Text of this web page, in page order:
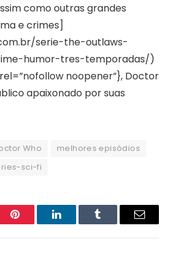
como outras grandes
e crimes]
serie-the-outlaws-
humor-tres-temporadas/)
noopener”}, Doctor
apaixonado por suas
Who
melhores episódios
sci-fi
Pinterest LinkedInTumblr Email